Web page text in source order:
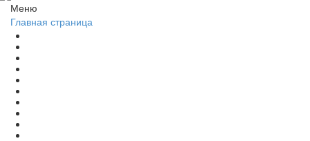
Меню
Главная страница